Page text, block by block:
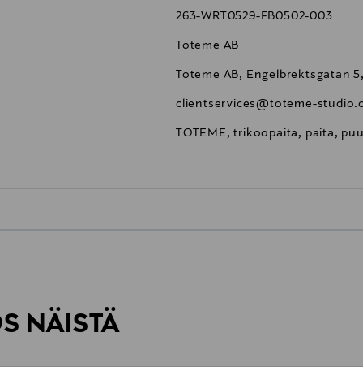
263-WRT0529-FB0502-003
Toteme AB
Toteme AB, Engelbrektsgatan
clientservices@toteme-
TOTEME, trikoopaita, paita,
NÄISTÄ